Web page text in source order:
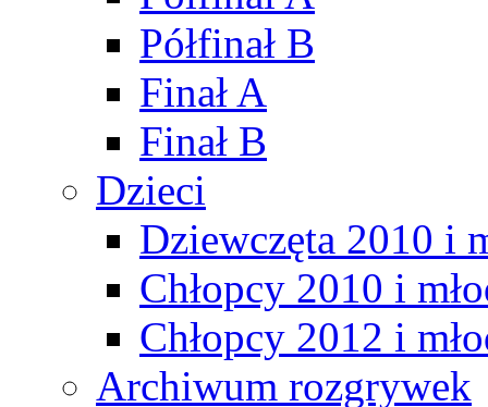
Półfinał B
Finał A
Finał B
Dzieci
Dziewczęta 2010 i
Chłopcy 2010 i
Chłopcy 2012 i
Archiwum rozgrywek